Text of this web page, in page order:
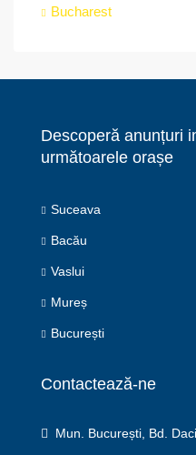
Bucharest
Descoperă anunțuri
următoarele orașe
Suceava
Bacău
Vaslui
Mureș
București
Contactează-ne
Mun. București, Bd.